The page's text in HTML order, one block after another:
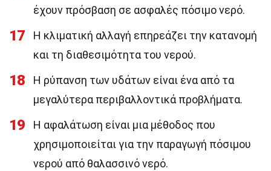
έχουν πρόσβαση σε ασφαλές πόσιμο νερό.
17
Η κλιματική αλλαγή επηρεάζει την κατανομή
και τη διαθεσιμότητα του νερού.
18
Η ρύπανση των υδάτων είναι ένα από τα
μεγαλύτερα περιβαλλοντικά προβλήματα.
19
Η αφαλάτωση είναι μια μέθοδος που
χρησιμοποιείται για την παραγωγή πόσιμου
νερού από θαλασσινό νερό.